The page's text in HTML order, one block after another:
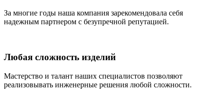
За многие годы наша компания зарекомендовала себя
надежным партнером с безупречной репутацией.
Любая сложность изделий
Мастерство и талант наших специалистов позволяют
реализовывать инженерные решения любой сложности.